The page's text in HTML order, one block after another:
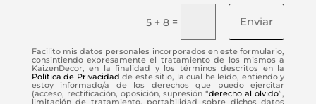
5 + 8 = Enviar
Facilito mis datos personales incorporados en este formulario,
consintiendo expresamente el tratamiento de los mismos a
KaizenDecor, en la finalidad y los términos descritos en la
Política de Privacidad de este sitio, la cual he leído, entiendo y
estoy informado/a de los derechos que puedo ejercitar
(acceso, rectificación, oposición, supresión “derecho al olvido”,
limitación de tratamiento, portabilidad sobre dichos datos